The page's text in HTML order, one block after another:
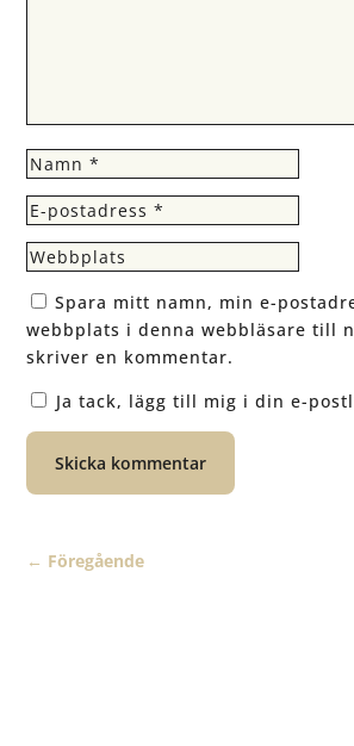
Spara mitt namn, min e-
webbplats i denna webbläsare till
skriver en kommentar.
Ja tack, lägg till mig i din e-
Skicka kommentar
← Föregående